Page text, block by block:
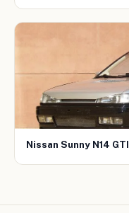
Nissan Sunny N14 GTI